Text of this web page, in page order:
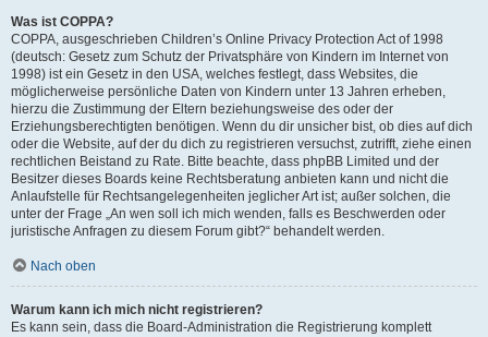
Was ist COPPA?
COPPA, ausgeschrieben Children’s Online Privacy Protection Act of 1998
(deutsch: Gesetz zum Schutz der Privatsphäre von Kindern im Internet von
1998) ist ein Gesetz in den USA, welches festlegt, dass Websites, die
möglicherweise persönliche Daten von Kindern unter 13 Jahren erheben,
hierzu die Zustimmung der Eltern beziehungsweise des oder der
Erziehungsberechtigten benötigen. Wenn du dir unsicher bist, ob dies auf dich
oder die Website, auf der du dich zu registrieren versuchst, zutrifft, ziehe einen
rechtlichen Beistand zu Rate. Bitte beachte, dass phpBB Limited und der
Besitzer dieses Boards keine Rechtsberatung anbieten kann und nicht die
Anlaufstelle für Rechtsangelegenheiten jeglicher Art ist; außer solchen, die
unter der Frage „An wen soll ich mich wenden, falls es Beschwerden oder
juristische Anfragen zu diesem Forum gibt?“ behandelt werden.
Nach oben
Warum kann ich mich nicht registrieren?
Es kann sein, dass die Board-Administration die Registrierung komplett